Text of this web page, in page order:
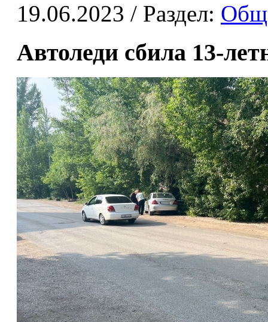
19.06.2023 / Раздел:
Автоледи сбила 13-